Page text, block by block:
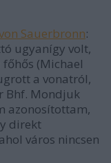
Sauerbronn:
ugyanígy volt,
(Michael
a vonatról,
Bhf. Mondjuk
azonosítottam,
direkt
város nincsen